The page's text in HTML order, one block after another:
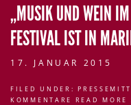
„MUSIK UND WEIN
FESTIVAL IST IN
17. JANUAR 2015
FILED UNDER:
KOMMENTARE
READ